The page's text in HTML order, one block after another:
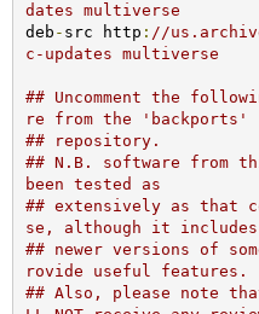
dates multiverse
deb - src http : //
c-updates multiverse
## Uncomment the
re from the 'backports'
## repository.
## N.B. software from
been tested as
## extensively as that
se, although it includes
## newer versions of
rovide useful features.
## Also, please note